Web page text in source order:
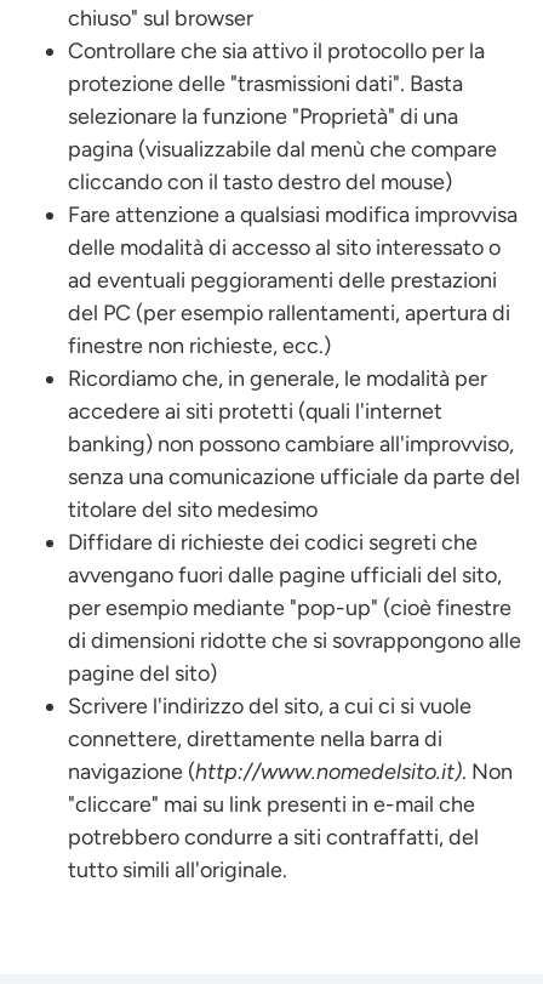
chiuso" sul browser
Controllare che sia attivo il protocollo per la
protezione delle "trasmissioni dati". Basta
selezionare la funzione "Proprietà" di una
pagina (visualizzabile dal menù che compare
cliccando con il tasto destro del mouse)
Fare attenzione a qualsiasi modifica improvvisa
delle modalità di accesso al sito interessato o
ad eventuali peggioramenti delle prestazioni
del PC (per esempio rallentamenti, apertura di
finestre non richieste, ecc.)
Ricordiamo che, in generale, le modalità per
accedere ai siti protetti (quali l'internet
banking) non possono cambiare all'improvviso,
senza una comunicazione ufficiale da parte del
titolare del sito medesimo
Diffidare di richieste dei codici segreti che
avvengano fuori dalle pagine ufficiali del sito,
per esempio mediante "pop-up" (cioè finestre
di dimensioni ridotte che si sovrappongono alle
pagine del sito)
Scrivere l'indirizzo del sito, a cui ci si vuole
connettere, direttamente nella barra di
navigazione (http://www.nomedelsito.it). Non
"cliccare" mai su link presenti in e-mail che
potrebbero condurre a siti contraffatti, del
tutto simili all'originale.